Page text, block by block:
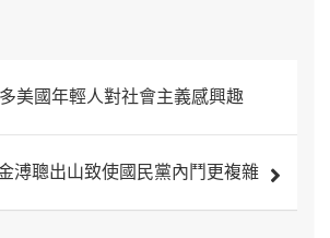
美國年輕人對社會主義感興趣
溥聰出山致使國民黨內鬥更複雜